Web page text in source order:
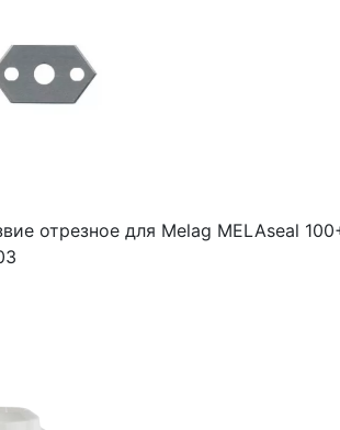
отрезное для Melag MELAseal